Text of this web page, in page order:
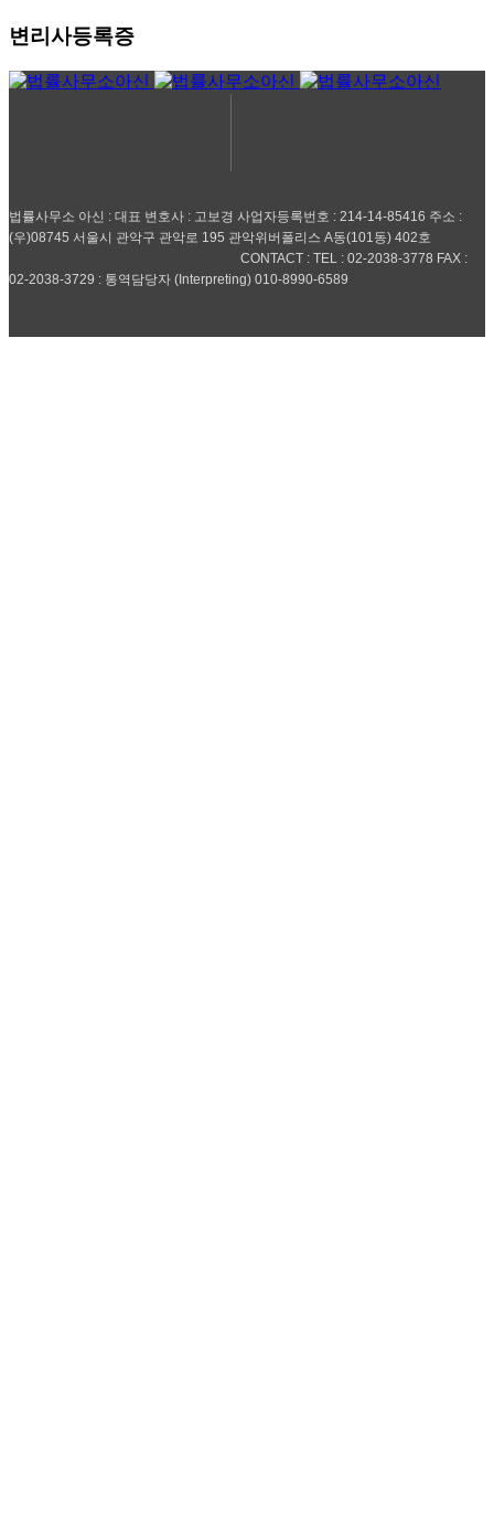
변리사등록증
법률사무소 아신 : 대표 변호사 : 고보경 사업자등록번호 : 214-14-85416 주소 :
(우)08745 서울시 관악구 관악로 195 관악위버폴리스 A동(101동) 402호
CONTACT : TEL : 02-2038-3778 FAX :
02-2038-3729 : 통역담당자 (Interpreting) 010-8990-6589